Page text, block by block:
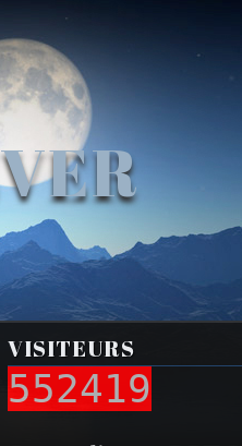
VISITEURS
552419